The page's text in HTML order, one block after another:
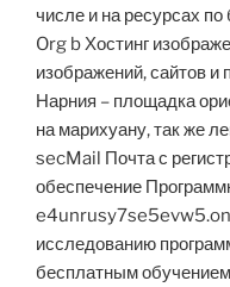
числе и на ресурсах
Org b Хостинг
изображений, сайтов
Нарния – площадка
на марихуану, так же
secMail Почта с
обеспечение
исследованию
бесплатным